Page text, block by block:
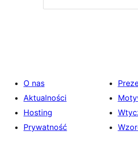
O nas
Aktualności
Hosting
Prywatność